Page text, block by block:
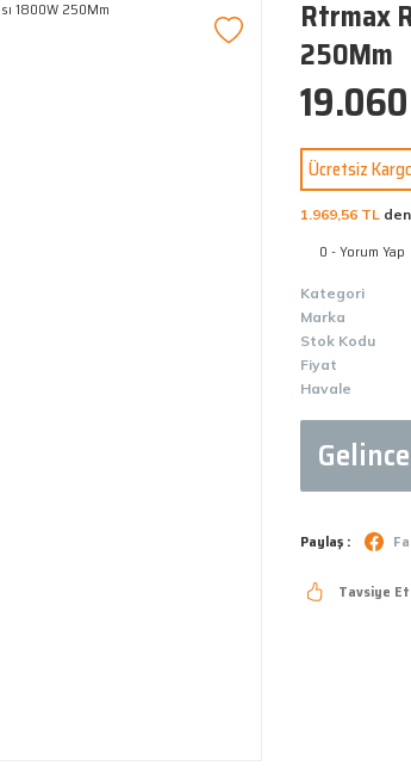
Rtrmax
250Mm
Ücretsiz
1.969,56 TL
0 - Yorum Yap
Kategori
Marka
Stok Kodu
Fiyat
Havale
Paylaş :
Tavsiye Et